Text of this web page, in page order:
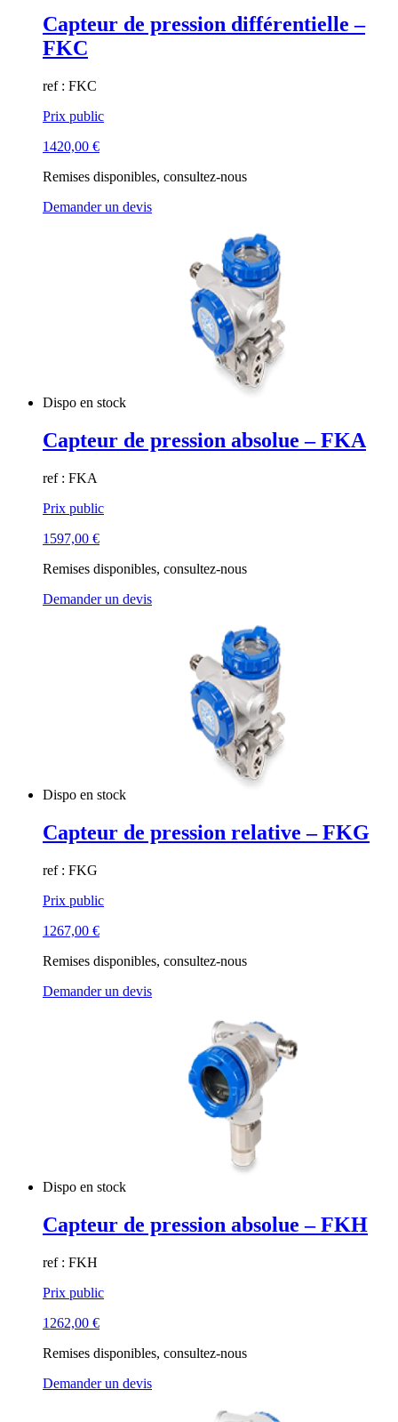
Capteur de pression différentielle –
FKC
ref : FKC
Prix public
1420,00 €
Remises disponibles, consultez-nous
Demander un devis
Dispo en stock
Capteur de pression absolue – FKA
ref : FKA
Prix public
1597,00 €
Remises disponibles, consultez-nous
Demander un devis
Dispo en stock
Capteur de pression relative – FKG
ref : FKG
Prix public
1267,00 €
Remises disponibles, consultez-nous
Demander un devis
Dispo en stock
Capteur de pression absolue – FKH
ref : FKH
Prix public
1262,00 €
Remises disponibles, consultez-nous
Demander un devis